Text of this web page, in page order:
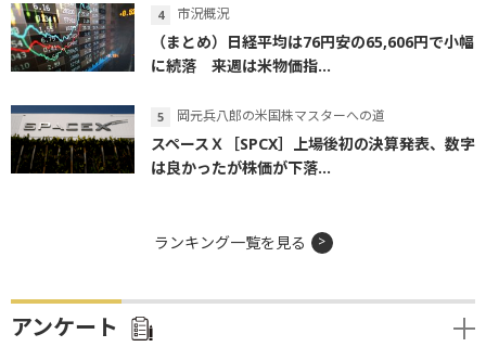
市況概況
（まとめ）日経平均は76円安の65,606円で小幅
に続落 来週は米物価指...
岡元兵八郎の米国株マスターへの道
スペースＸ［SPCX］上場後初の決算発表、数字
は良かったが株価が下落...
ランキング一覧を見る
アンケート